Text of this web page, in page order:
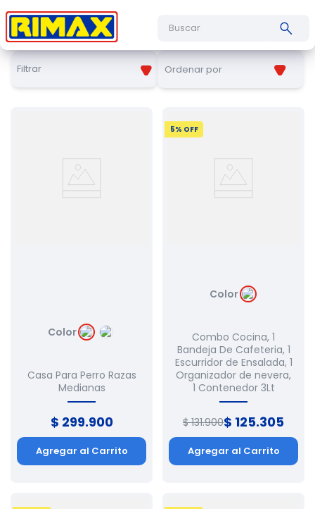
Filtrar Ordenar por
Color
Casa Para Perro Razas
Medianas
$ 299.900
Agregar al Carrito
5% OFF
Color
Combo Cocina, 1
Bandeja De Cafeteria, 1
Escurridor de Ensalada, 1
Organizador de nevera,
1 Contenedor 3Lt
$ 131.900$ 125.305
Agregar al Carrito